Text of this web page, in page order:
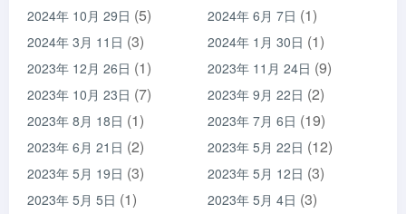
2024年 10月 29日 (5) 2024年 6月 7日 (1)
2024年 3月 11日 (3) 2024年 1月 30日 (1)
2023年 12月 26日 (1) 2023年 11月 24日 (9)
2023年 10月 23日 (7) 2023年 9月 22日 (2)
2023年 8月 18日 (1) 2023年 7月 6日 (19)
2023年 6月 21日 (2) 2023年 5月 22日 (12)
2023年 5月 19日 (3) 2023年 5月 12日 (3)
2023年 5月 5日 (1) 2023年 5月 4日 (3)